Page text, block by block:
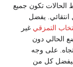
تكون جميع
انتقائي. يفضل
التمزقي غير
الحالي دون
على وجه
كل من